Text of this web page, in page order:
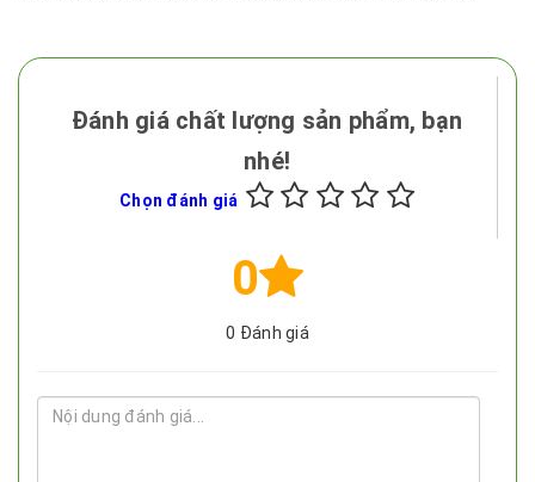
Đánh giá chất lượng sản phẩm, bạn
nhé!
Chọn đánh giá
0
0 Đánh giá